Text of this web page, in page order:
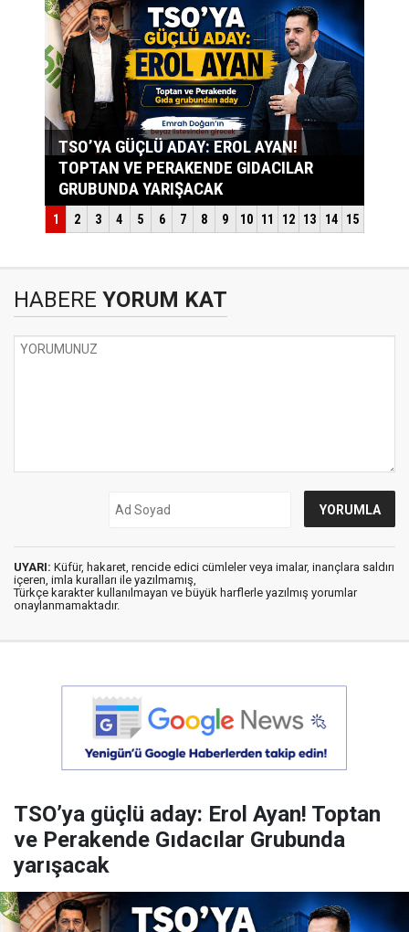
HABERE YORUM KAT
UYARI: Küfür, hakaret, rencide edici cümleler veya imalar, inançlara saldırı
içeren, imla kuralları ile yazılmamış,
Türkçe karakter kullanılmayan ve büyük harflerle yazılmış yorumlar
onaylanmamaktadır.
TSO’ya güçlü aday: Erol Ayan! Toptan
ve Perakende Gıdacılar Grubunda
yarışacak